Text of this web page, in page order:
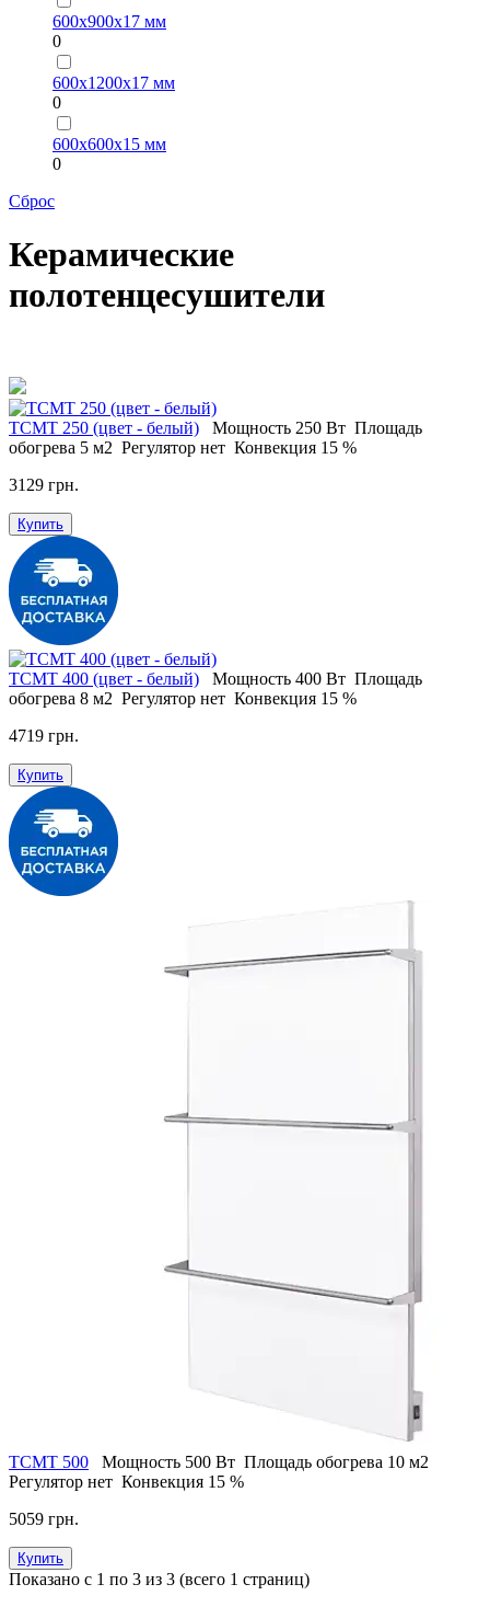
600х900х17 мм
0
600х1200х17 мм
0
600х600х15 мм
0
Сброс
Керамические
полотенцесушители
ТСМT 250 (цвет - белый) Мощность 250 Вт Площадь
обогрева 5 м2 Регулятор нет Конвекция 15 %
3129 грн.
Купить
ТСМT 400 (цвет - белый) Мощность 400 Вт Площадь
обогрева 8 м2 Регулятор нет Конвекция 15 %
4719 грн.
Купить
ТСМТ 500 Мощность 500 Вт Площадь обогрева 10 м2
Регулятор нет Конвекция 15 %
5059 грн.
Купить
Показано с 1 по 3 из 3 (всего 1 страниц)